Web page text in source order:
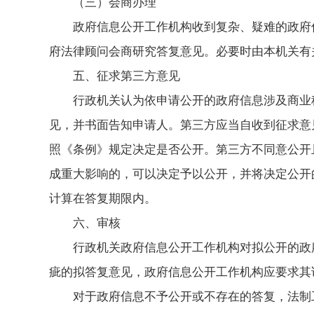
政府信息公开工作机构收到复杂、疑难的政
府法律顾问会商研究答复意见。必要时由本机关
五、征求第三方意见
行政机关认为依申请公开的政府信息涉及商
见，并书面告知申请人。第三方应当自收到征求
照《条例》规定决定是否公开。第三方不同意公
成重大影响的，可以决定予以公开，并将决定公
计算在答复期限内。
六、审核
行政机关政府信息公开工作机构对拟公开的
疵的拟答复意见，政府信息公开工作机构应要求
对于政府信息不予公开或不存在的答复，法